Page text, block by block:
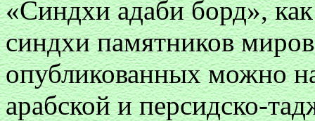
«Синдхи адаби борд»,
синдхи памятников
опубликованных можно
арабской и персидско-